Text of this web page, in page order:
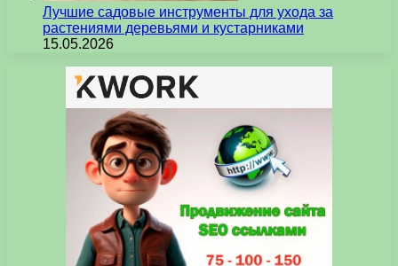
Лучшие садовые инструменты для ухода за
растениями деревьями и кустарниками
15.05.2026